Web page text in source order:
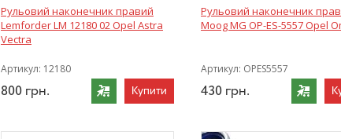
Рульовий наконечник правий
Lemforder LM 12180 02 Opel Astra
Vectra
Артикул: 12180
800 грн. Купити
Рульовий наконечник
Moog MG OP-ES-5557 Opel
Артикул: OPES5557
430 грн.